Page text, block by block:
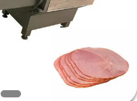
المنتجات
برنامج
VR